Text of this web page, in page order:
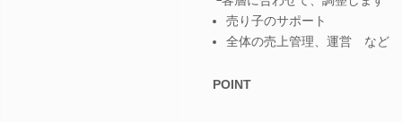
売り子のサポート
全体の売上管理、運営 など
POINT